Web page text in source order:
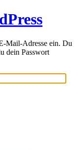
Mail-Adresse ein. Du
dein Passwort